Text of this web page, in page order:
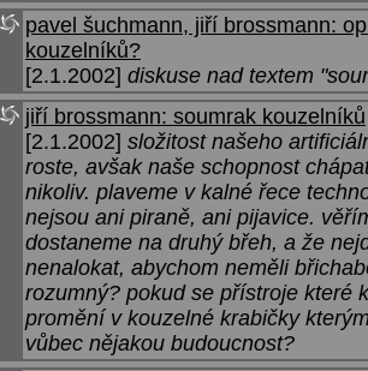
pavel šuchmann, jiří brossmann:
kouzelníků?
[2.1.2002] diskuse nad textem
jiří brossmann: soumrak kouzelníků
[2.1.2002] složitost našeho
roste, avšak naše schopnost
nikoliv. plaveme v kalné řece
nejsou ani piraně, ani pijavice.
dostaneme na druhý břeh, a že
nenalokat, abychom neměli
rozumný? pokud se přístroje které
promění v kouzelné krabičky
vůbec nějakou budoucnost?